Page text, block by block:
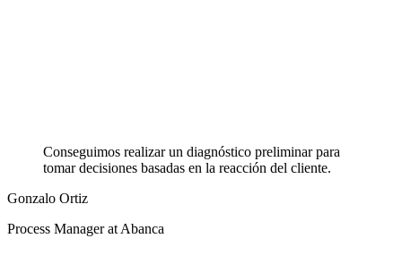
Conseguimos realizar un diagnóstico preliminar para
tomar decisiones basadas en la reacción del cliente.
Gonzalo Ortiz
Process Manager at Abanca